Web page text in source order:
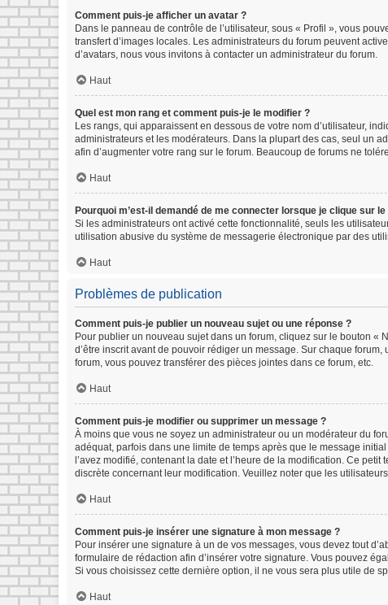
Comment puis-je afficher un avatar ?
Dans le panneau de contrôle de l’utilisateur, sous « Profil », vous
transfert d’images locales. Les administrateurs du forum peuvent
d’avatars, nous vous invitons à contacter un administrateur du forum.
Haut
Quel est mon rang et comment puis-je le modifier ?
Les rangs, qui apparaissent en dessous de votre nom d’utilisateur,
administrateurs et les modérateurs. Dans la plupart des cas, seul un
afin d’augmenter votre rang sur le forum. Beaucoup de forums ne
Haut
Pourquoi m’est-il demandé de me connecter lorsque je clique sur
Si les administrateurs ont activé cette fonctionnalité, seuls les
utilisation abusive du système de messagerie électronique par des
Haut
Problèmes de publication
Comment puis-je publier un nouveau sujet ou une réponse ?
Pour publier un nouveau sujet dans un forum, cliquez sur le bouton
d’être inscrit avant de pouvoir rédiger un message. Sur chaque
forum, vous pouvez transférer des pièces jointes dans ce forum, etc.
Haut
Comment puis-je modifier ou supprimer un message ?
À moins que vous ne soyez un administrateur ou un modérateur du
adéquat, parfois dans une limite de temps après que le message
l’avez modifié, contenant la date et l’heure de la modification. Ce
discrète concernant leur modification. Veuillez noter que les
Haut
Comment puis-je insérer une signature à mon message ?
Pour insérer une signature à un de vos messages, vous devez tout
formulaire de rédaction afin d’insérer votre signature. Vous pouvez
Si vous choisissez cette dernière option, il ne vous sera plus utile de
Haut